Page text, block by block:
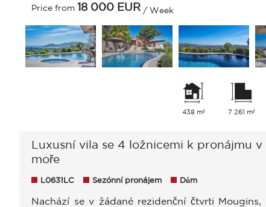
Price from 18 000 EUR / Week
438 m² 7 261 m²
Luxusní vila se 4 ložnicemi k pronájmu
moře
L0631LC Sezónní pronájem Dům
Nachází se v žádané rezidenční čtvrti